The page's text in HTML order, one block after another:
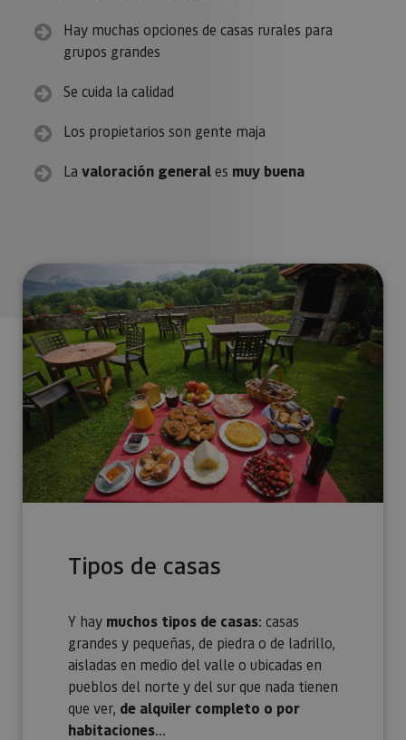
Hay muchas opciones de casas rurales para
grupos grandes
Se cuida la calidad
Los propietarios son gente maja
La valoración generales muy buena
Tipos de casas
Y hay muchos tipos de casas: casas
grandes y pequeñas, de piedra o de ladrillo,
aisladas en medio del valle o ubicadas en
pueblos del norte y del sur que nada tienen
que ver, de alquiler completo o por
habitaciones...